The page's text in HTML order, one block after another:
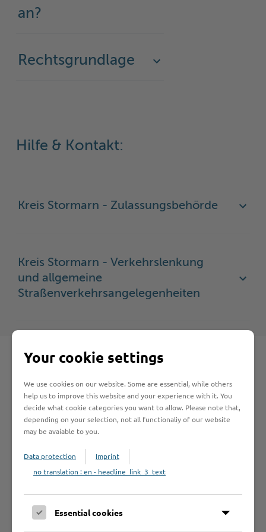
Woche der Seelischen Gesundheit
Karrieretag
Zahlen, Daten, Fakten
an?
Rechtsgrundlage
Hilfe & Kontakt:
Kreis Stormarn - Zulassungsbehörde
Kreis Stormarn - Verkehrslenkung
und allgemeine
Straßenverkehrsangelegenheiten
Schnelleinstieg
Seite auswählen
Online-Services
Your cookie settings
We use cookies on our website. Some are essential, while others
help us to improve this website and your experience with it. You
decide what cookie categories you want to allow. Please note that,
depending on your selection, not all functionaliy of our website
may be avaiable to you.
Data protection
Imprint
no translation : en - headline_link_3_text
Essential cookies